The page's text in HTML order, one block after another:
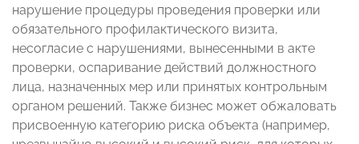
нарушение процедуры проведения проверки или
обязательного профилактического визита,
несогласие с нарушениями, вынесенными в акте
проверки, оспаривание действий должностного
лица, назначенных мер или принятых контрольным
органом решений. Также бизнес может обжаловать
присвоенную категорию риска объекта (например,